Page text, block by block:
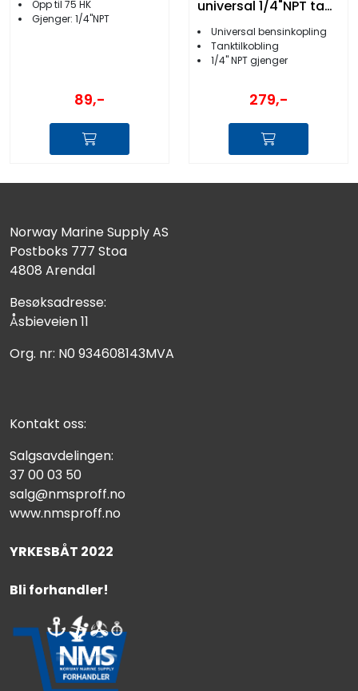
Opp til 75 HK
Gjenger: 1/4''NPT
89,-
universal 1/4"NPT tank
Universal bensinkopling
Tanktilkobling
1/4'' NPT gjenger
279,-
Norway Marine Supply AS
Postboks 777 Stoa
4808 Arendal
Besøksadresse:
Åsbieveien 11
Org. nr: N0 934608143MVA
Kontakt oss:
Salgsavdelingen:
37 00 03 50
salg@nmsproff.no
www.nmsproff.no
YRKESBÅT 2022
Bli forhandler!